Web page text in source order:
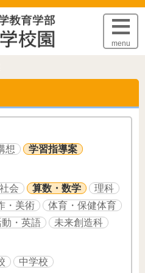
ジの本文へ
menu
想 学習指導案
社会 算数・数学
理科
・美術
体育・保健体育
・英語 未来創造科
中学校